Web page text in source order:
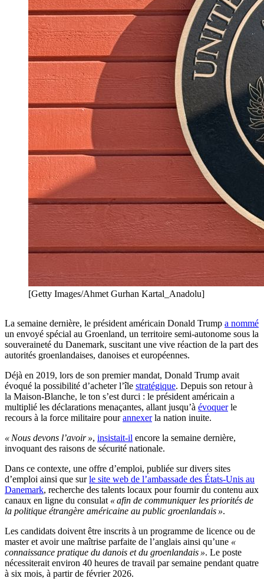
[Getty Images/Ahmet Gurhan Kartal_Anadolu]
La semaine dernière, le président américain Donald Trump a nommé
un envoyé spécial au Groenland, un territoire semi-autonome sous la
souveraineté du Danemark, suscitant une vive réaction de la part des
autorités groenlandaises, danoises et européennes.
Déjà en 2019, lors de son premier mandat, Donald Trump avait
évoqué la possibilité d’acheter l’île stratégique. Depuis son retour à
la Maison-Blanche, le ton s’est durci : le président américain a
multiplié les déclarations menaçantes, allant jusqu’à évoquerle
recours à la force militaire pourannexerla nation inuite.
« Nous devons l’avoir », insistait-il encore la semaine dernière,
invoquant des raisons de sécurité nationale.
Dans ce contexte, une offre d’emploi, publiée sur divers sites
d’emploi ainsi que surle site web de l’ambassade des États-Unis au
Danemark, recherche des talents locaux pour fournir du contenu aux
canaux en ligne du consulat « afin de communiquer les priorités de
la politique étrangère américaine au public groenlandais ».
Les candidats doivent être inscrits à un programme de licence ou de
master et avoir une maîtrise parfaite de l’anglais ainsi qu’une «
connaissance pratique du danois et du groenlandais ». Le poste
nécessiterait environ 40 heures de travail par semaine pendant quatre
à six mois, à partir de février 2026.